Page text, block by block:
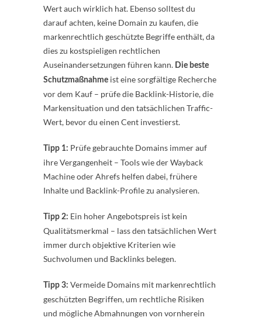
Wert auch wirklich hat. Ebenso solltest du
darauf achten, keine Domain zu kaufen, die
markenrechtlich geschützte Begriffe enthält, da
dies zu kostspieligen rechtlichen
Auseinandersetzungen führen kann. Die beste
Schutzmaßnahme ist eine sorgfältige Recherche
vor dem Kauf – prüfe die Backlink-Historie, die
Markensituation und den tatsächlichen Traffic-
Wert, bevor du einen Cent investierst.
Tipp 1: Prüfe gebrauchte Domains immer auf
ihre Vergangenheit – Tools wie der Wayback
Machine oder Ahrefs helfen dabei, frühere
Inhalte und Backlink-Profile zu analysieren.
Tipp 2: Ein hoher Angebotspreis ist kein
Qualitätsmerkmal – lass den tatsächlichen Wert
immer durch objektive Kriterien wie
Suchvolumen und Backlinks belegen.
Tipp 3: Vermeide Domains mit markenrechtlich
geschützten Begriffen, um rechtliche Risiken
und mögliche Abmahnungen von vornherein